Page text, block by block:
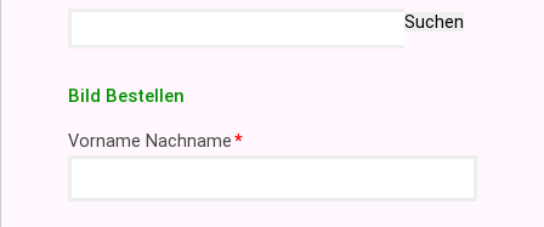
Suchen
Bild Bestellen
Pflichtfeld
Vorname Nachname*